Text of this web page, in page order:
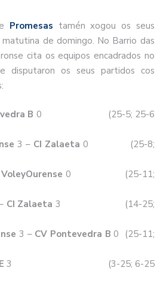
Promesas tamén xogou os seus
de domingo. No Barrio das
cita os equipos encadrados no
disputaron os seus partidos cos
B 0 (25-5; 25-6
3 – CI Zalaeta 0 (25-8;
0 (25-11;
CI Zalaeta 3 (14-25;
3 – CV Pontevedra B 0 (25-11;
3 (3-25; 6-25